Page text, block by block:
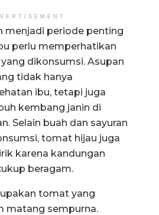
menjadi periode penting
perlu memperhatikan
dikonsumsi. Asupan
tidak hanya
ibu, tetapi juga
kembang janin di
Selain buah dan sayuran
tomat hijau juga
karena kandungan
beragam.
tomat yang
matang sempurna.